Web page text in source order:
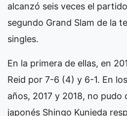
alcanzó seis veces el
segundo Grand Slam de la
singles.
En la primera de ellas, en
Reid por 7-6 (4) y 6-1. En
años, 2017 y 2018, no
japonés Shingo Kunieda